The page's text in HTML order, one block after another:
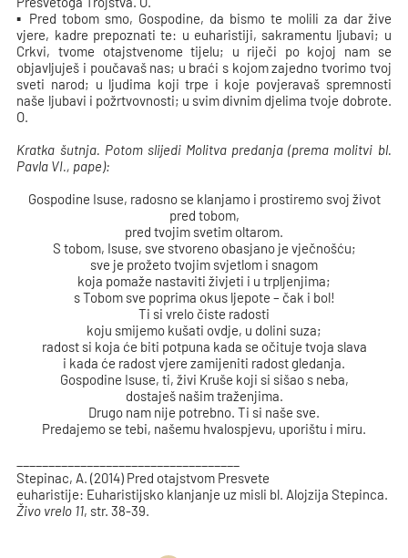
▪ Pred tobom smo, Gospodine, da bismo te molili za dar žive
vjere, kadre prepoznati te: u euharistiji, sakramentu ljubavi; u
Crkvi, tvome otajstvenome tijelu; u riječi po kojoj nam se
objavljuješ i poučavaš nas; u braći s kojom zajedno tvorimo tvoj
sveti narod; u ljudima koji trpe i koje povjeravaš spremnosti
naše ljubavi i požrtvovnosti; u svim divnim djelima tvoje dobrote.
O.
Kratka šutnja. Potom slijedi Molitva predanja (prema molitvi bl.
Pavla VI., pape):
Gospodine Isuse, radosno se klanjamo i prostiremo svoj život
pred tobom,
pred tvojim svetim oltarom.
S tobom, Isuse, sve stvoreno obasjano je vječnošću;
sve je prožeto tvojim svjetlom i snagom
koja pomaže nastaviti živjeti i u trpljenjima;
s Tobom sve poprima okus ljepote – čak i bol!
Ti si vrelo čiste radosti
koju smijemo kušati ovdje, u dolini suza;
radost si koja će biti potpuna kada se očituje tvoja slava
i kada će radost vjere zamijeniti radost gledanja.
Gospodine Isuse, ti, živi Kruše koji si sišao s neba,
dostaješ našim traženjima.
Drugo nam nije potrebno. Ti si naše sve.
Predajemo se tebi, našemu hvalospjevu, uporištu i miru.
Stepinac, A. (2014) Pred otajstvom Presvete
euharistije: Euharistijsko klanjanje uz misli bl. Alojzija Stepinca.
Živo vrelo 11, str. 38-39.